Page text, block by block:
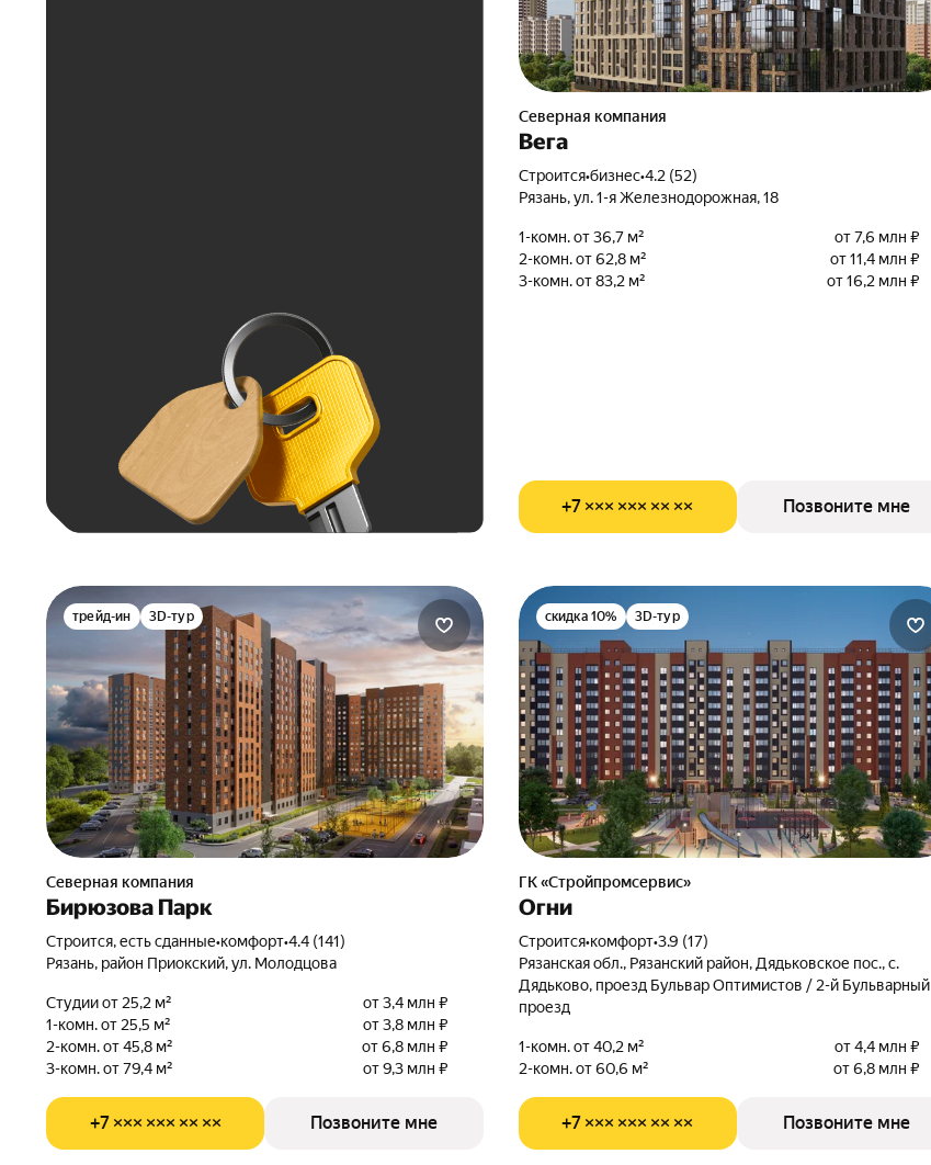
Северная компания
Вега
Строится•бизнес•4.2 (52)
Рязань, ул. 1-я Железнодорожная, 18
1-комн. от 36,7 м²
от 7,6 млн ₽
2-комн. от 62,8 м²
от 11,4 млн ₽
3-комн. от 83,2 м²
от 16,2 млн ₽
+7 ××× ××× ×× ×× Позвоните мне
трейд-ин 3D-тур
Северная компания
Бирюзова Парк
Строится, есть сданные•комфорт•4.4 (141)
Рязань, район Приокский, ул. Молодцова
Студии от 25,2 м²
от 3,4 млн ₽
1-комн. от 25,5 м²
от 3,8 млн ₽
2-комн. от 45,8 м²
от 6,8 млн ₽
3-комн. от 79,4 м²
от 9,3 млн ₽
+7 ××× ××× ×× ×× Позвоните мне
скидка 10% 3D-тур
ГК «Стройпромсервис»
Огни
Строится•комфорт•3.9 (17)
Рязанская обл., Рязанский район, Дядьковское пос., с.
Дядьково, проезд Бульвар Оптимистов / 2-й Бульварный
проезд
1-комн. от 40,2 м²
от 4,4 млн ₽
2-комн. от 60,6 м²
от 6,8 млн ₽
+7 ××× ××× ×× ×× Позвоните мне